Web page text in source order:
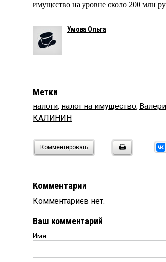
имущество на уровне около 200 млн
Умова Ольга
Метки
налоги, налог на имущество,
КАЛИНИН
Комментировать
Комментарии
Комментариев нет.
Ваш комментарий
Имя